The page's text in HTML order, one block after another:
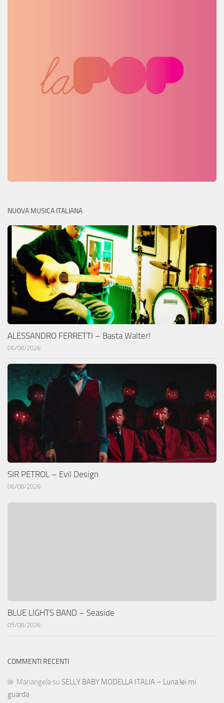
NUOVA MUSICA ITALIANA
ALESSANDRO FERRETTI – Basta Walter!
06/08/2026
SIR PETROL – Evil Design
06/08/2026
BLUE LIGHTS BAND – Seaside
05/08/2026
COMMENTI RECENTI
Mariangela su SELLY BABY MODELLA ITALIA – Luna lei mi
guarda